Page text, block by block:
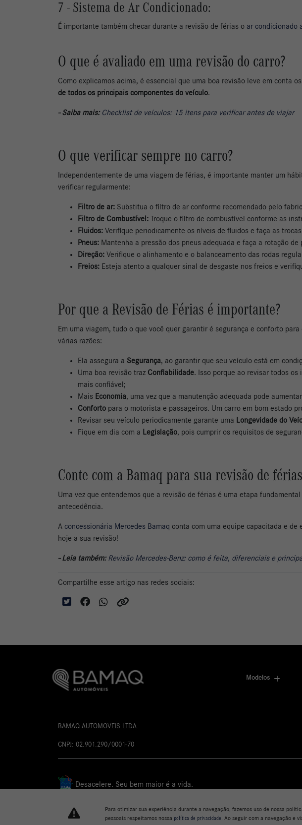
7 - Sistema de Ar Condicionado:
É importante também checar durante a revisão de férias o ar condicionado
O que é avaliado em uma revisão do carro?
Como explicamos acima, é essencial que uma boa revisão leve em conta
de todos os principais componentes do veículo.
- Saiba mais: Checklist de veículos: 15 itens para verificar antes de viajar
O que verificar sempre no carro?
Independentemente de uma viagem de férias, é importante manter um
verificar regularmente:
Filtro de ar: Substitua o filtro de ar conforme recomendado pelo
Filtro de Combustível: Troque o filtro de combustível conforme as
Fluidos: Verifique periodicamente os níveis de fluidos e faça as
Pneus: Mantenha a pressão dos pneus adequada e faça a rotação
Direção: Verifique o alinhamento e o balanceamento das rodas
Freios: Esteja atento a qualquer sinal de desgaste nos freios e
Por que a Revisão de Férias é importante?
Em uma viagem, tudo o que você quer garantir é segurança e conforto
várias razões:
Ela assegura a Segurança, ao garantir que seu veículo está em
Uma boa revisão traz Confiabilidade. Isso porque ao revisar todos
mais confiável;
Mais Economia, uma vez que a manutenção adequada pode
Conforto para o motorista e passageiros. Um carro em bom estado
Revisar seu veículo periodicamente garante uma Longevidade do
Fique em dia com a Legislação, pois cumprir os requisitos de
Conte com a Bamaq para sua revisão de férias
Uma vez que entendemos que a revisão de férias é uma etapa
antecedência.
A concessionária Mercedes Bamaq conta com uma equipe capacitada e
hoje a sua revisão!
- Leia também: Revisão Mercedes-Benz: como é feita, diferenciais e
Compartilhe esse artigo nas redes sociais:
Modelos
BAMAQ AUTOMOVEIS LTDA.
CNPJ: 02.901.290/0001-70
Desacelere. Seu bem maior é a vida.
Para otimizar sua experiência durante a navegação, fazemos uso de nossa
pessoais respeitamos nossa política de privacidade . Ao seguir com a navegação e